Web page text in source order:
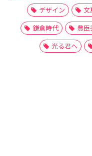
デザイン
文
鎌倉時代
豊臣
光る君へ